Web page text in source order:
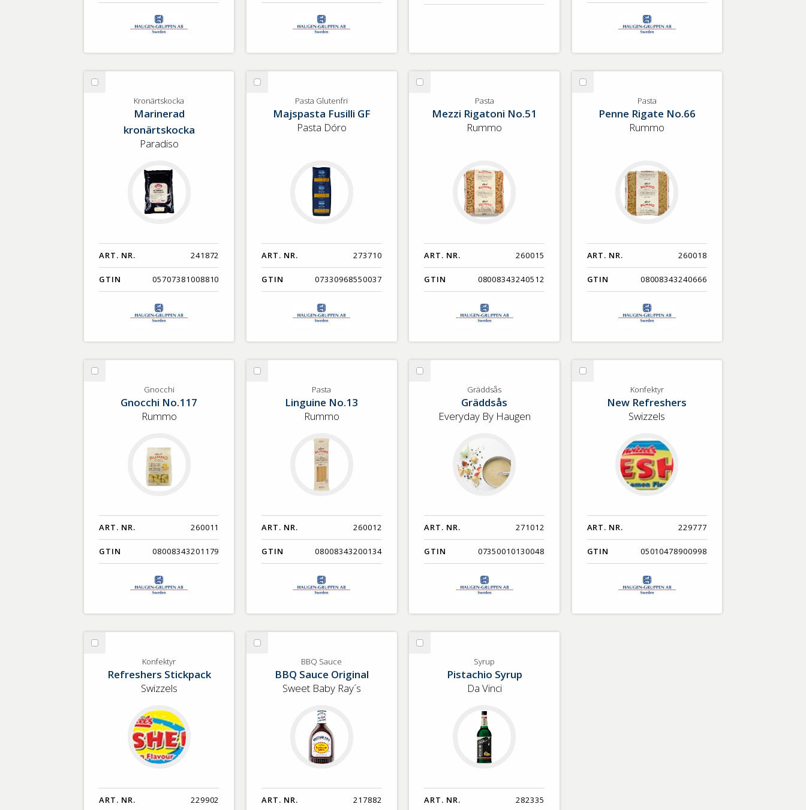
Välj
KronärtskockaKronärtskocka
Marinerad
kronärtskocka
Paradiso
ART. NR. 241872
GTIN 05707381008810
Välj
Glutenfri
Pasta Glutenfri
Majspasta Fusilli GF
Pasta Dóro
ART. NR. 273710
GTIN 07330968550037
Välj
Pasta
Mezzi Rigatoni No.51
Rummo
ART. NR. 260015
GTIN 08008343240512
Välj
Pasta
Penne Rigate No.66
Rummo
ART. NR. 260018
GTIN 08008343240666
Välj
Gnocchi
Gnocchi No.117
Rummo
ART. NR. 260011
GTIN 08008343201179
Välj
Pasta
Linguine No.13
Rummo
ART. NR. 260012
GTIN 08008343200134
Välj
Gräddsås
Gräddsås
Everyday By Haugen
ART. NR. 271012
GTIN 07350010130048
Välj
Konfektyr
New Refreshers
Swizzels
ART. NR. 229777
GTIN 05010478900998
Välj
Konfektyr
Refreshers Stickpack
Swizzels
ART. NR. 229902
Välj
Sauce
BBQ Sauce
BBQ Sauce Original
Sweet Baby Ray´s
ART. NR. 217882
Välj
Syrup
Pistachio Syrup
Da Vinci
ART. NR. 282335